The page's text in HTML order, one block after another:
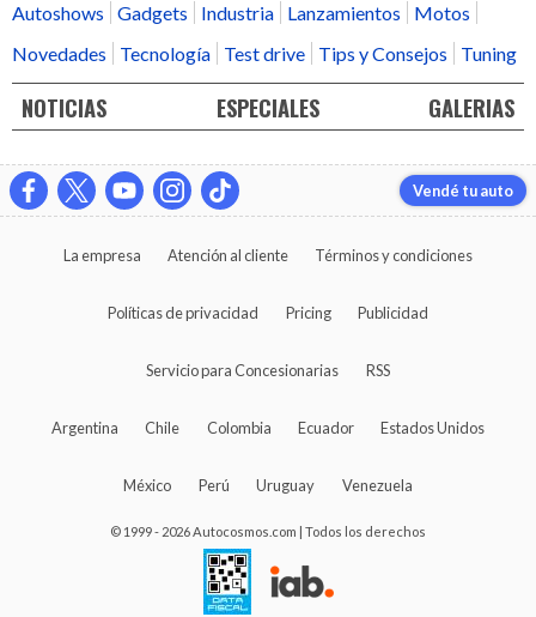
Autoshows
Gadgets Industria Lanzamientos
Motos
Novedades
Tecnología Test drive Tips y Consejos Tuning
NOTICIAS ESPECIALES GALERIAS
Vendé tu auto
La empresa Atención al cliente Términos y condiciones
Políticas de privacidad Pricing Publicidad
Servicio para Concesionarias RSS
Argentina Chile Colombia Ecuador Estados Unidos
México Perú Uruguay Venezuela
© 1999 - 2026 Autocosmos.com | Todos los derechos